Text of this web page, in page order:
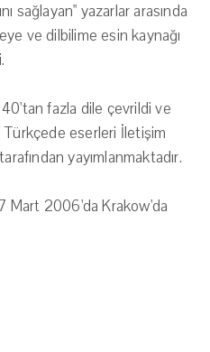
sağlayan" yazarlar arasında
ve dilbilime esin kaynağı
40'tan fazla dile çevrildi ve
Türkçede eserleri İletişim
yayımlanmaktadır.
Mart 2006'da Krakow'da